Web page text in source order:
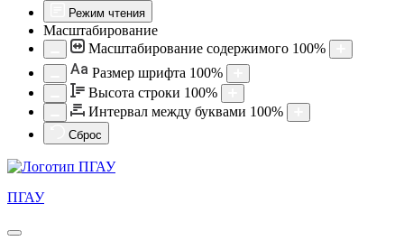
Режим чтения
Масштабирование
Масштабирование содержимого 100%
Aa Размер шрифта 100%
Высота строки 100%
Интервал между буквами 100%
Сброс
ПГАУ